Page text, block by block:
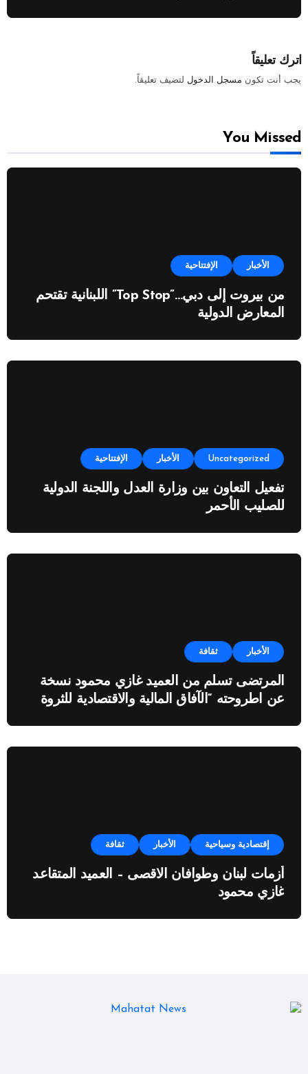
اترك تعليقاً
يجب أنت تكون مسجل الدخول لتضيف تعليقاً.
You Missed
الأخبار الإفتتاحية
من بيروت إلى دبي…”Top Stop” اللبنانية تقتحم
المعارض الدولية
Uncategorized الأخبار الإفتتاحية
تفعيل التعاون بين وزارة العدل واللجنة الدولية
للصليب الأحمر
الأخبار ثقافة
المرتضى تسلم من العميد غازي محمود نسخة
عن اطروحته “الآفاق المالية والاقتصادية للثروة
إقتصادية وسياحية الأخبار ثقافة
أزمات لبنان وطوافان الاقصى – العميد المتقاعد
غازي محمود